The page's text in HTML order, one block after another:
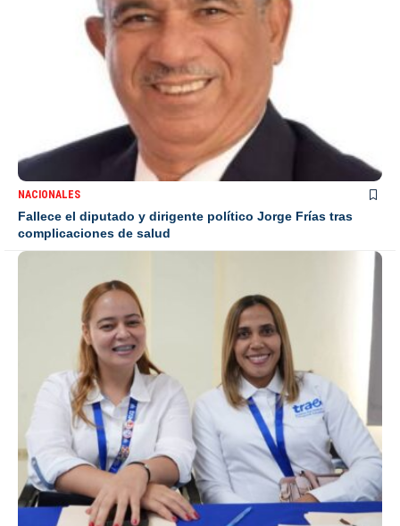
NACIONALES
Fallece el diputado y dirigente político Jorge Frías tras
complicaciones de salud